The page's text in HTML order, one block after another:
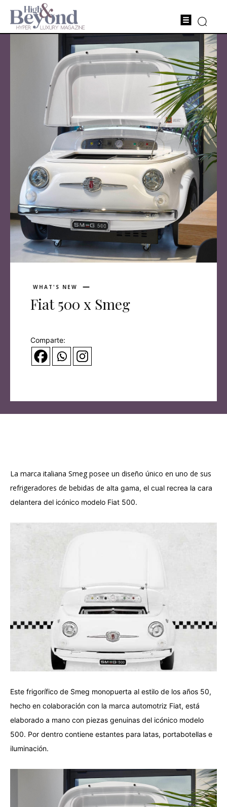
WHAT'S NEW
Fiat 500 x Smeg
Comparte:
La marca italiana Smeg posee un diseño único en uno de sus
refrigeradores de bebidas de alta gama, el cual recrea la cara
delantera del icónico modelo Fiat 500.
Este frigorífico de Smeg monopuerta al estilo de los años 50,
hecho en colaboración con la marca automotriz Fiat, está
elaborado a mano con piezas genuinas del icónico modelo
500. Por dentro contiene estantes para latas, portabotellas e
iluminación.